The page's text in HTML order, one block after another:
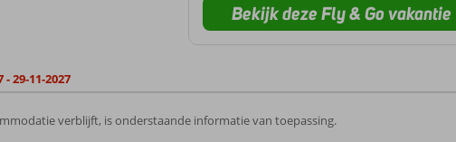
Bekijk deze Fly & Go vakantie
- 29-11-2027
verblijft, is onderstaande informatie van toepassing.